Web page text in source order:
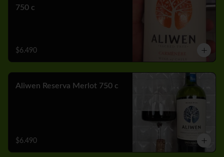
750 c
$6.490
Aliwen Reserva Merlot 750 c
$6.490